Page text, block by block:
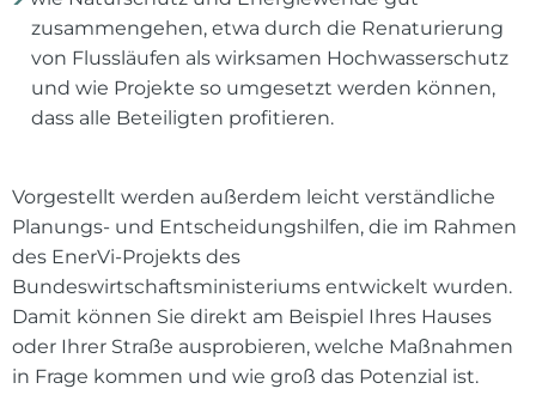
zusammengehen, etwa durch die Renaturierung
von Flussläufen als wirksamen Hochwasserschutz
und wie Projekte so umgesetzt werden können,
dass alle Beteiligten profitieren.
Vorgestellt werden außerdem leicht verständliche
Planungs- und Entscheidungshilfen, die im Rahmen
des EnerVi-Projekts des
Bundeswirtschaftsministeriums entwickelt wurden.
Damit können Sie direkt am Beispiel Ihres Hauses
oder Ihrer Straße ausprobieren, welche Maßnahmen
in Frage kommen und wie groß das Potenzial ist.